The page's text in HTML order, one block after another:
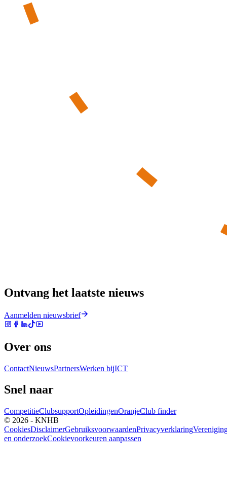
Ontvang het laatste nieuws
Aanmelden nieuwsbrief
Over ons
ContactNieuwsPartnersWerken bijICT
Snel naar
CompetitieClubsupportOpleidingenOranjeClub finder
© 2026 - KNHB
CookiesDisclaimerGebruiksvoorwaardenPrivacyverklaring
en onderzoekCookievoorkeuren aanpassen